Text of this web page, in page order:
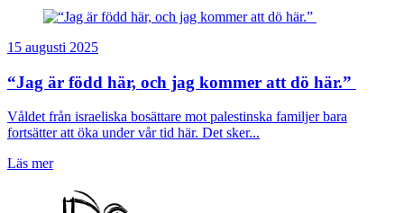
15 augusti 2025
“Jag är född här, och jag kommer att dö här.”
Våldet från israeliska bosättare mot palestinska familjer bara
fortsätter att öka under vår tid här. Det sker...
Läs mer